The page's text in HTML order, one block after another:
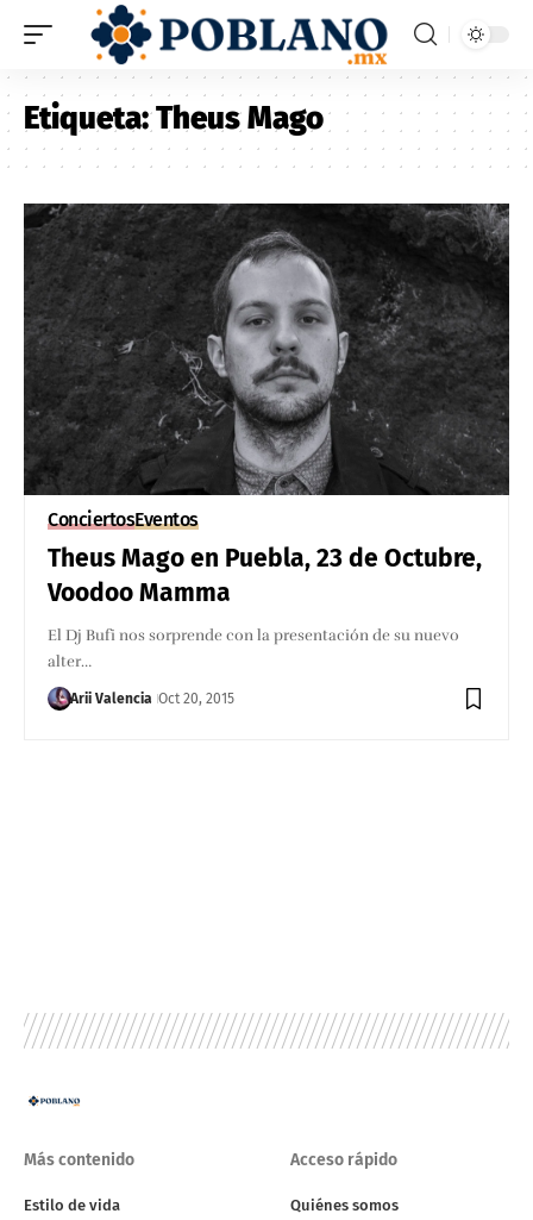
Etiqueta:Theus Mago
ConciertosEventos
Theus Mago en Puebla, 23 de Octubre,
Voodoo Mamma
El Dj Bufi nos sorprende con la presentación de su nuevo
alter…
Arii Valencia Oct 20, 2015
Más contenido
Estilo de vida
Acceso rápido
Quiénes somos